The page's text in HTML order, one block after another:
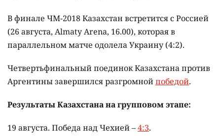
В финале ЧМ-2018 Казахстан встретится с Россией
(26 августа, Almaty Arena, 16.00), которая в
параллельном матче одолела Украину (4:2).
Четвертьфинальный поединок Казахстана против
Аргентины завершился разгромнойпобедой.
Результаты Казахстана на групповом этапе:
19 августа. Победа над Чехией –4:3.